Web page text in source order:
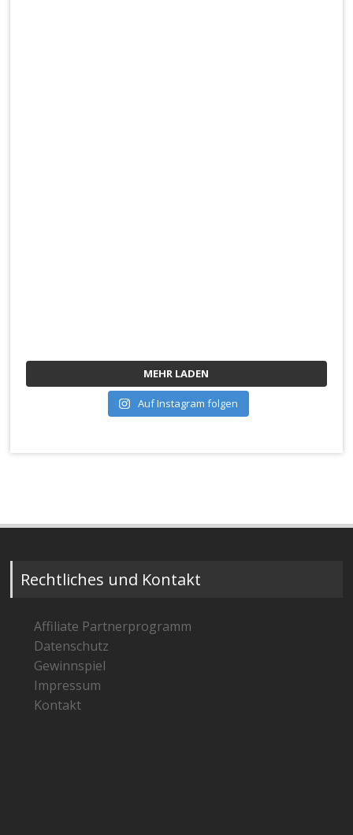
MEHR LADEN
Auf Instagram folgen
Rechtliches und Kontakt
Affiliate Partnerprogramm
Datenschutz
Gewinnspiel
Impressum
Kontakt